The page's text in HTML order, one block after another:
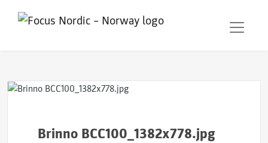
Brinno BCC100_1382x778.jpg